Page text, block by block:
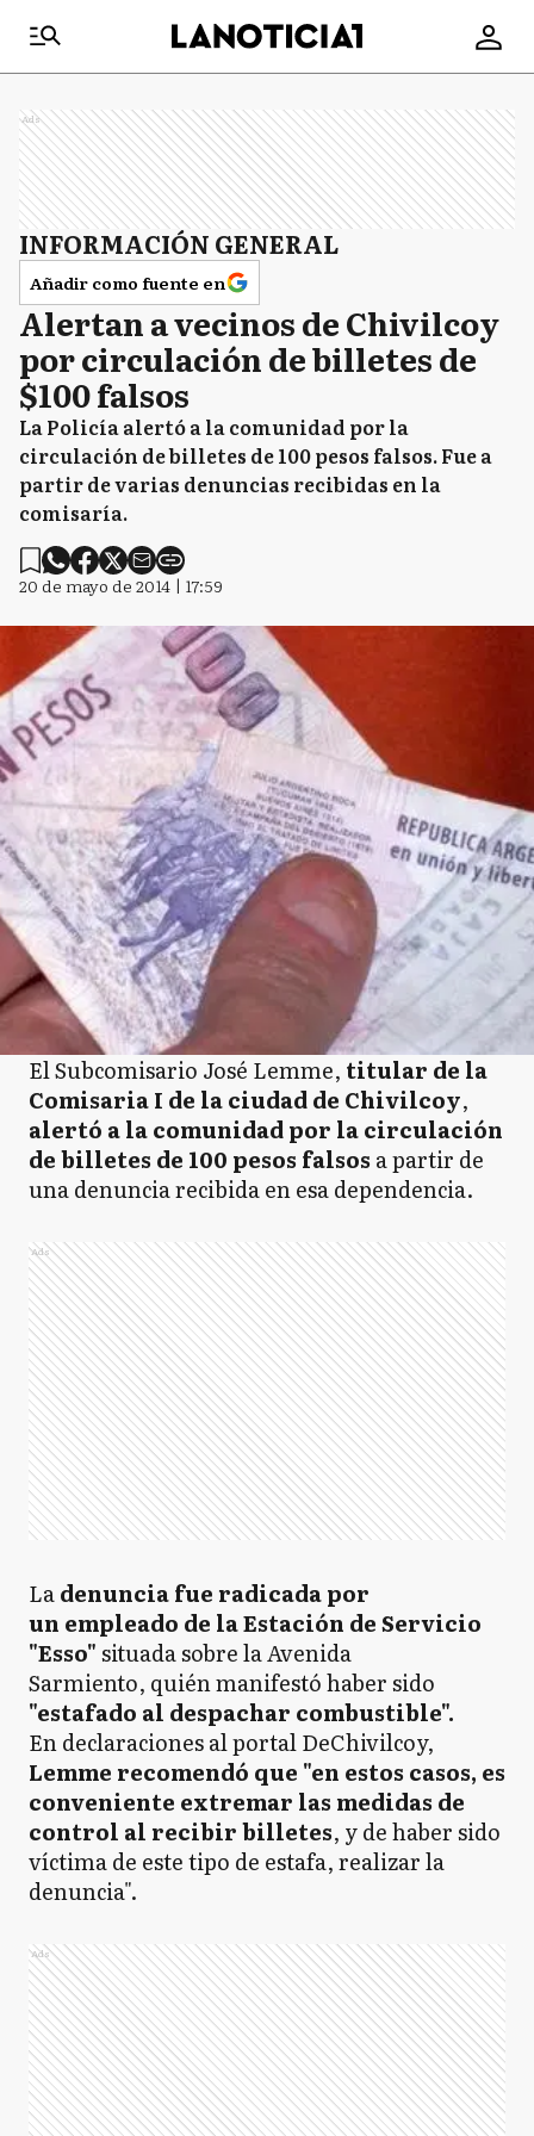
Ads
INFORMACIÓN GENERAL
Añadir como fuente en
Alertan a vecinos de Chivilcoy
por circulación de billetes de
$100 falsos
La Policía alertó a la comunidad por la
circulación de billetes de 100 pesos falsos. Fue a
partir de varias denuncias recibidas en la
comisaría.
20 de mayo de 2014 | 17:59
El Subcomisario José Lemme, titular de la
Comisaria I de la ciudad de Chivilcoy,
alertó a la comunidad por la circulación
de billetes de 100 pesos falsos a partir de
una denuncia recibida en esa dependencia.
Ads
Ladenuncia fue radicada por
un empleado de la Estación de Servicio
"Esso"situada sobre la Avenida
Sarmiento, quién manifestó haber sido
"estafado al despachar combustible".
En declaraciones al portal DeChivilcoy,
Lemme recomendó que "en estos casos, es
conveniente extremar las medidas de
control al recibir billetes, y de haber sido
víctima de este tipo de estafa, realizar la
denuncia".
Ads